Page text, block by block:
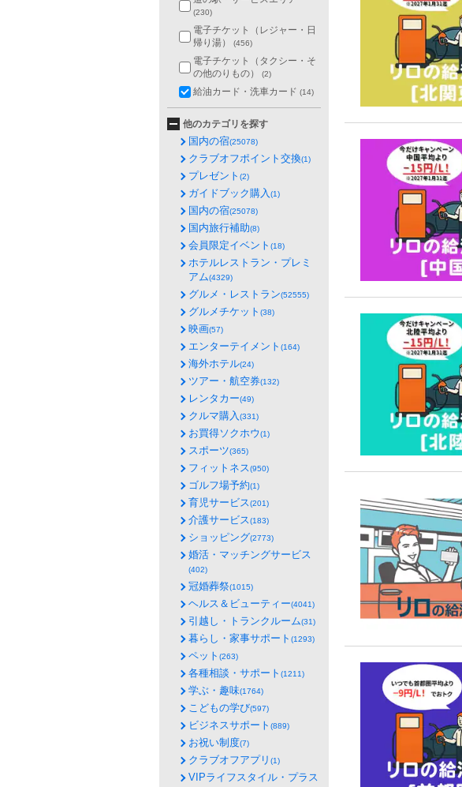
(230)
電子チケット（レジャー・日
帰り湯）
(456)
電子チケット（タクシー・そ
の他のりもの）
(2)
給油カード・洗車カード (14)
他のカテゴリを探す
国内の宿(25078)
クラブオフポイント交換(1)
プレゼント (2)
ガイドブック購入(1)
国内の宿(25078)
国内旅行補助(8)
会員限定イベント (18)
ホテルレストラン・プレミ
アム(4329)
グルメ・レストラン(52555)
グルメチケット (38)
映画(57)
エンターテイメント (164)
海外ホテル(24)
ツアー・航空券(132)
レンタカー(49)
クルマ購入(331)
お買得ソクホウ(1)
スポーツ(365)
フィットネス(950)
ゴルフ場予約(1)
育児サービス(201)
介護サービス(183)
ショッピング(2773)
婚活・マッチングサービス
(402)
冠婚葬祭(1015)
ヘルス＆ビューティー(4041)
引越し・トランクルーム(31)
暮らし・家事サポート (1293)
ペット (263)
各種相談・サポート (1211)
学ぶ・趣味(1764)
こどもの学び(597)
ビジネスサポート (889)
お祝い制度(7)
クラブオフアプリ (1)
VIPライフスタイル・プラス